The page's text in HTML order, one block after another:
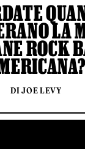
LA
ROCK
DI JOE LEVY